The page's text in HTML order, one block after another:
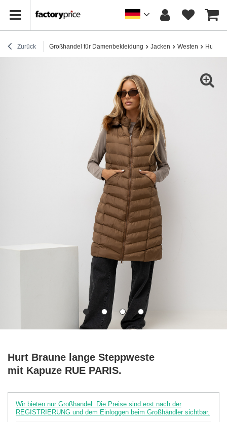
Zurück Großhandel für Damenbekleidung Jacken Westen Hurt
Hurt Braune lange Steppweste
mit Kapuze RUE PARIS.
Wir bieten nur Großhandel. Die Preise sind erst nach der
REGISTRIERUNG und dem Einloggen beim Großhändler sichtbar.